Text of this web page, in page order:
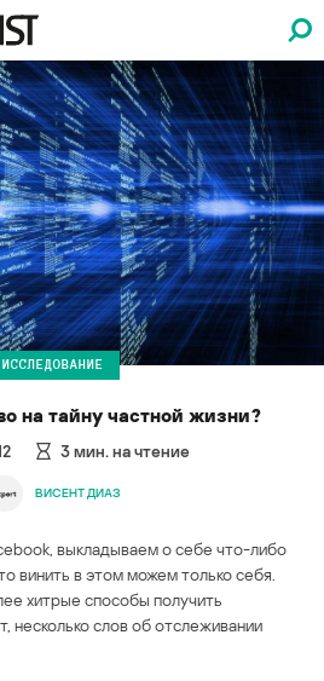
ИССЛЕДОВАНИЕ
на тайну частной жизни?
3мин. на чтение
ВИСЕНТ ДИАЗ
выкладываем о себе что-либо
винить в этом можем только себя.
хитрые способы получить
несколько слов об отслеживании